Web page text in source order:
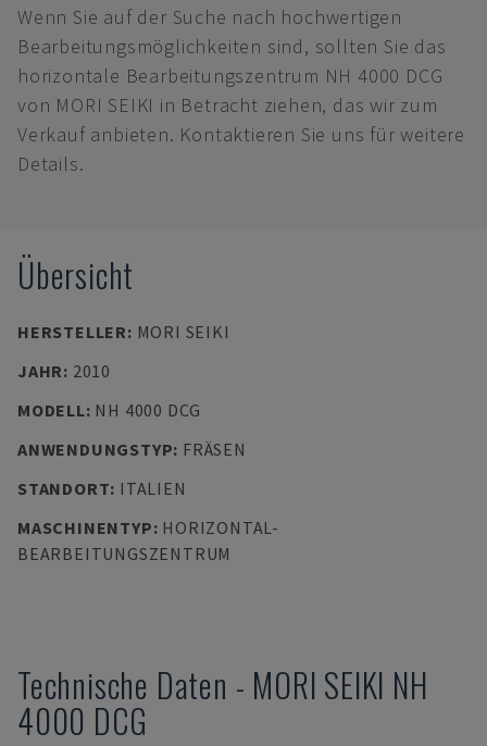
Wenn Sie auf der Suche nach hochwertigen
Bearbeitungsmöglichkeiten sind, sollten Sie das
horizontale Bearbeitungszentrum NH 4000 DCG
von MORI SEIKI in Betracht ziehen, das wir zum
Verkauf anbieten. Kontaktieren Sie uns für weitere
Details.
Übersicht
HERSTELLER: MORI SEIKI
JAHR: 2010
MODELL: NH 4000 DCG
ANWENDUNGSTYP: FRÄSEN
STANDORT: ITALIEN
MASCHINENTYP: HORIZONTAL-
BEARBEITUNGSZENTRUM
Technische Daten - MORI SEIKI NH
4000 DCG